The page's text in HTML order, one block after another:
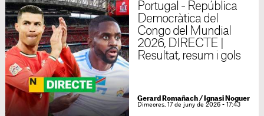
Portugal - República
Democràtica del
Congo del Mundial
2026, DIRECTE |
Resultat, resum i gols
Gerard Romañach/ Ignasi Noguer
Dimecres, 17 de juny de 2026 - 17:43